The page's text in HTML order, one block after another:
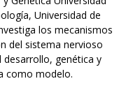
Universidad de
los mecanismos
del sistema nervioso
genética y
como modelo.